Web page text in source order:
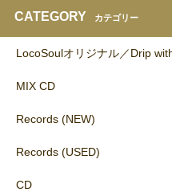
CATEGORY カテゴリー
LocoSoulオリジナル／Drip
MIX CD
Records (NEW)
Records (USED)
CD